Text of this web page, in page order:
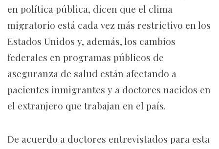
en política pública, dicen que el clima
migratorio está cada vez más restrictivo en los
Estados Unidos y, además, los cambios
federales en programas públicos de
aseguranza de salud están afectando a
pacientes inmigrantes y a doctores nacidos en
el extranjero que trabajan en el país.
De acuerdo a doctores entrevistados para esta